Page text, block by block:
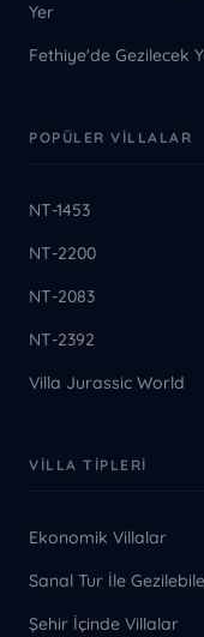
Yer
Fethiye'de Gezilecek
POPÜLER VILLALAR
NT-1453
NT-2200
NT-2083
NT-2392
Villa Jurassic World
VILLA TIPLERI
Ekonomik Villalar
Sanal Tur İle
Şehir İçinde Villalar